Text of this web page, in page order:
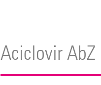
Aciclovir AbZ